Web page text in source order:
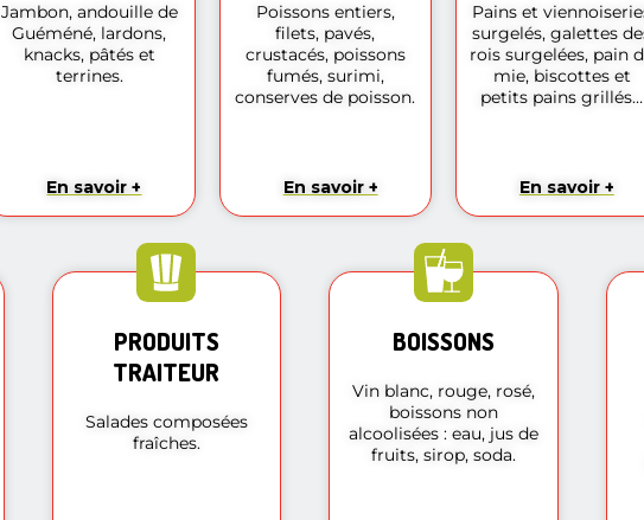
Jambon, andouille de
Guéméné, lardons,
knacks, pâtés et
terrines.
En savoir +
Poissons entiers,
filets, pavés,
crustacés, poissons
fumés, surimi,
conserves de poisson.
En savoir +
Pains et
surgelés, galettes
rois surgelées, pain
mie, biscottes et
petits pains grillés…
En savoir +
PRODUITS
TRAITEUR
Salades composées
fraîches.
BOISSONS
Vin blanc, rouge, rosé,
boissons non
alcoolisées : eau, jus de
fruits, sirop, soda.